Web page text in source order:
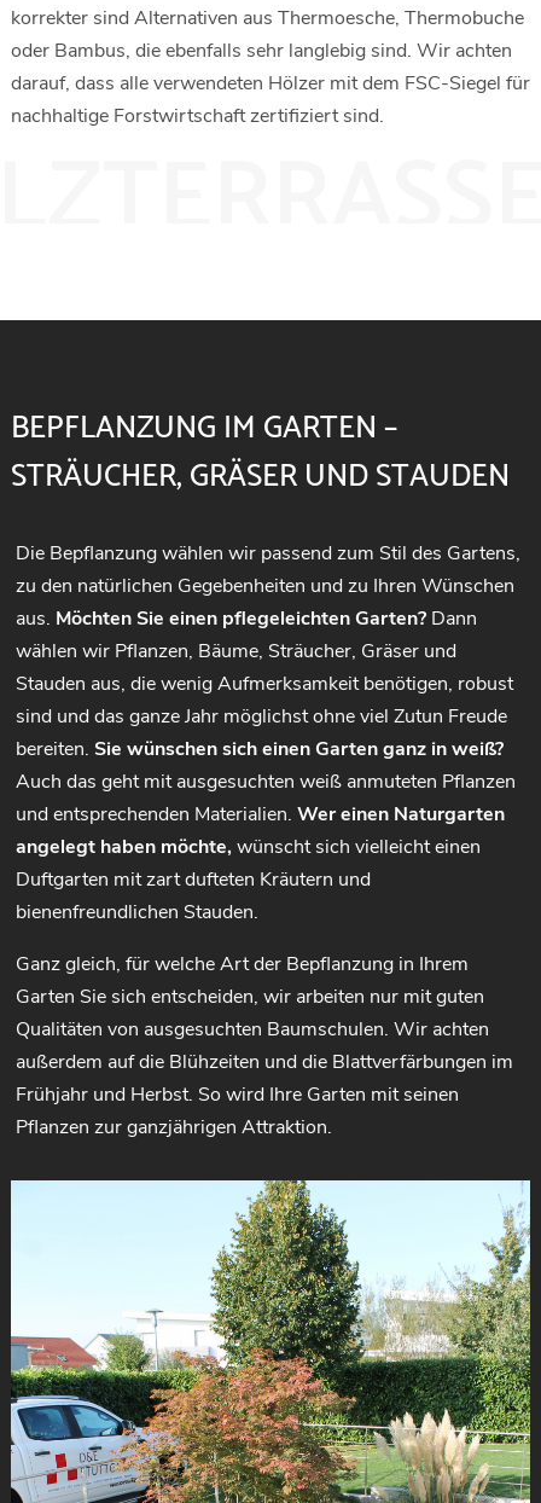
korrekter sind Alternativen aus Thermoesche, Thermobuche
oder Bambus, die ebenfalls sehr langlebig sind. Wir achten
darauf, dass alle verwendeten Hölzer mit dem FSC-Siegel für
nachhaltige Forstwirtschaft zertifiziert sind.
BEPFLANZUNG IM GARTEN –
STRÄUCHER, GRÄSER UND STAUDEN
Die Bepflanzung wählen wir passend zum Stil des Gartens,
zu den natürlichen Gegebenheiten und zu Ihren Wünschen
aus. Möchten Sie einen pflegeleichten Garten?Dann
wählen wir Pflanzen, Bäume, Sträucher, Gräser und
Stauden aus, die wenig Aufmerksamkeit benötigen, robust
sind und das ganze Jahr möglichst ohne viel Zutun Freude
bereiten. Sie wünschen sich einen Garten ganz in weiß?
Auch das geht mit ausgesuchten weiß anmuteten Pflanzen
und entsprechenden Materialien. Wer einen Naturgarten
angelegt haben möchte, wünscht sich vielleicht einen
Duftgarten mit zart dufteten Kräutern und
bienenfreundlichen Stauden.
Ganz gleich, für welche Art der Bepflanzung in Ihrem
Garten Sie sich entscheiden, wir arbeiten nur mit guten
Qualitäten von ausgesuchten Baumschulen. Wir achten
außerdem auf die Blühzeiten und die Blattverfärbungen im
Frühjahr und Herbst. So wird Ihre Garten mit seinen
Pflanzen zur ganzjährigen Attraktion.